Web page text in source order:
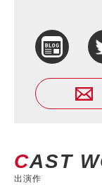
CAST
出演作